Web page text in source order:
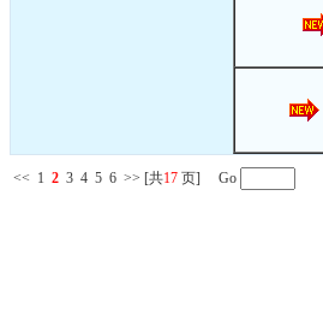
<< 1 2 3 4 5 6 >> [共17 页] Go